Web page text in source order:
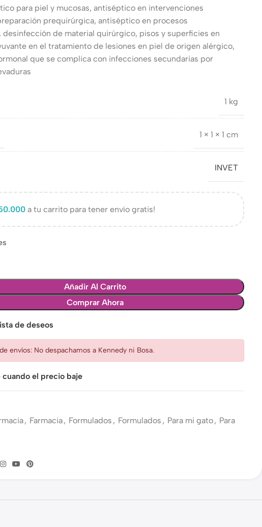
para piel y mucosas, antiséptico en intervenciones
prequirúrgica, antiséptico en procesos
de material quirúrgico, pisos y superficies en
en el tratamiento de lesiones en piel de origen alérgico,
que se complica con infecciones secundarias por
1 kg
1 × 1 × 1 cm
INVET
a tu carrito para tener envío gratis!
Añadir Al Carrito
Comprar Ahora
de deseos
envíos: No despachamos a Kennedy ni Bosa.
cuando el precio baje
, Farmacia, Formulados , Formulados , Para mi gato, Para